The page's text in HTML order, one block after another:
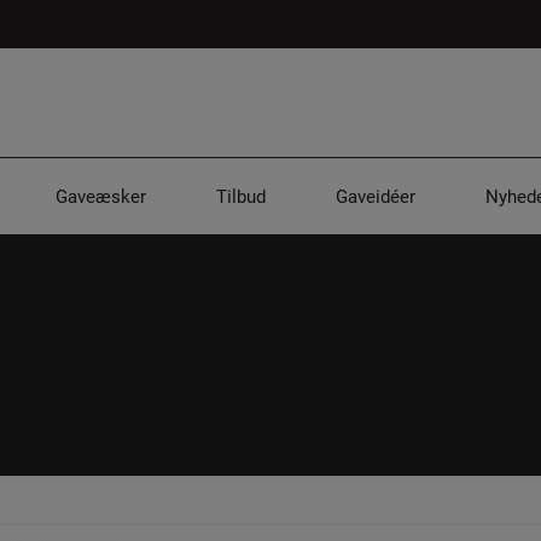
Gaveæsker Tilbud Gaveidéer